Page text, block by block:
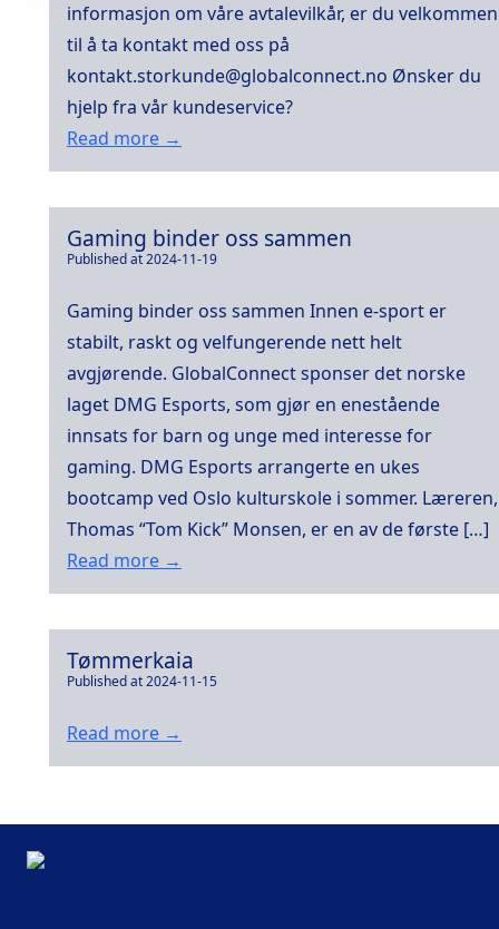
informasjon om våre avtalevilkår, er du velkommen
til å ta kontakt med oss på
kontakt.storkunde@globalconnect.no Ønsker du
hjelp fra vår kundeservice?
Read more →
Gaming binder oss sammen
Published at 2024-11-19
Gaming binder oss sammen Innen e-sport er
stabilt, raskt og velfungerende nett helt
avgjørende. GlobalConnect sponser det norske
laget DMG Esports, som gjør en enestående
innsats for barn og unge med interesse for
gaming. DMG Esports arrangerte en ukes
bootcamp ved Oslo kulturskole i sommer. Læreren,
Thomas “Tom Kick” Monsen, er en av de første […]
Read more →
Tømmerkaia
Published at 2024-11-15
Read more →